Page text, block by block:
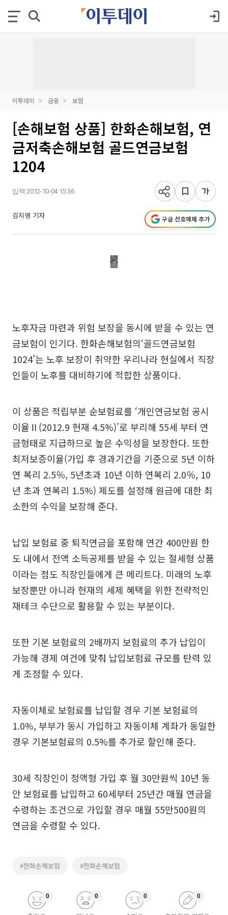
이투데이 금융 보험
[손해보험 상품] 한화손해보험, 연
금저축손해보험 골드연금보험
1204
입력 2012-10-04 15:36
김지영 기자 구글 선호매체 추가
노후자금 마련과 위험 보장을 동시에 받을 수 있는 연
금보험이 인기다. 한화손해보험의‘골드연금보험
1024’는 노후 보장이 취약한 우리나라 현실에서 직장
인들이 노후를 대비하기에 적합한 상품이다.
이 상품은 적립부분 순보험료를 ‘개인연금보험 공시
이율Ⅱ(2012.9 현재 4.5%)’로 부리해 55세 부터 연
금형태로 지급하므로 높은 수익성을 보장한다. 또한
최저보증이율(가입 후 경과기간을 기준으로 5년 이하
연 복리 2.5％, 5년초과 10년 이하 연복리 2.0％, 10
년 초과 연복리 1.5%) 제도를 설정해 원금에 대한 최
소한의 수익을 보장해 준다.
납입 보험료 중 퇴직연금을 포함해 연간 400만원 한
도 내에서 전액 소득공제를 받을 수 있는 절세형 상품
이라는 점도 직장인들에게 큰 메리트다. 미래의 노후
보장뿐만 아니라 현재의 세제 혜택을 위한 전략적인
재테크 수단으로 활용할 수 있는 부분이다.
또한 기본 보험료의 2배까지 보험료의 추가 납입이
가능해 경제 여건에 맞춰 납입보험료 규모를 탄력 있
게 조정할 수 있다.
자동이체로 보험료를 납입할 경우 기본 보험료의
1.0%, 부부가 동시 가입하고 자동이체 계좌가 동일한
경우 기본보험료의 0.5%를 추가로 할인해 준다.
30세 직장인이 정액형 가입 후 월 30만원씩 10년 동
안 보험료를 납입하고 60세부터 25년간 매월 연금을
수령하는 조건으로 가입할 경우 매월 55만500원의
연금을 수령할 수 있다.
#한화손해보험 #한화손해보험
0 0 0 0